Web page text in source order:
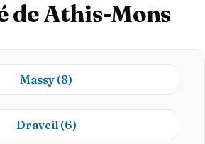
de Athis-Mons
Massy (8)
Draveil (6)